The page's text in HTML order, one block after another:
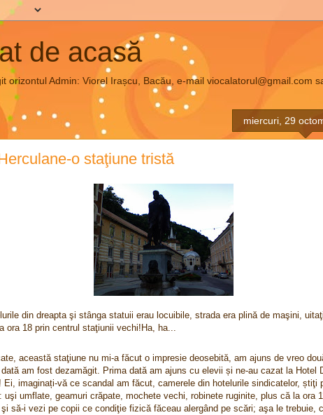
de acasă
orizontul Admin: Viorel Irașcu, Bacău, e-mail viocalatorul@gmail.com
miercuri, 29
o staţiune tristă
din dreapta şi stânga statuii erau locuibile, strada era plină de maşini,
ora 18 prin centrul staţiunii vechi!Ha, ha...
această staţiune nu mi-a făcut o impresie deosebită, am ajuns de vreo
am fost dezamăgit. Prima dată am ajuns cu elevii și ne-au cazat la Hotel
Ei, imaginați-vă ce scandal am făcut, camerele din hotelurile sindicatelor, știţi
uşi umflate, geamuri crăpate, mochete vechi, robinete ruginite, plus că la ora
să-i vezi pe copii ce condiţie fizică făceau alergând pe scări; aşa le trebuie,